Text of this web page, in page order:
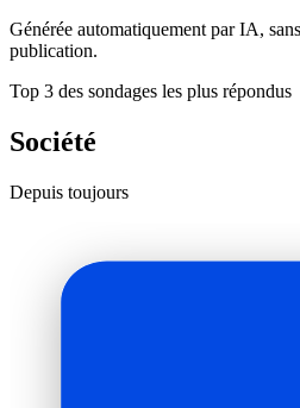
Générée automatiquement par IA,
publication.
Top 3 des sondages les plus répondus
Société
Depuis toujours